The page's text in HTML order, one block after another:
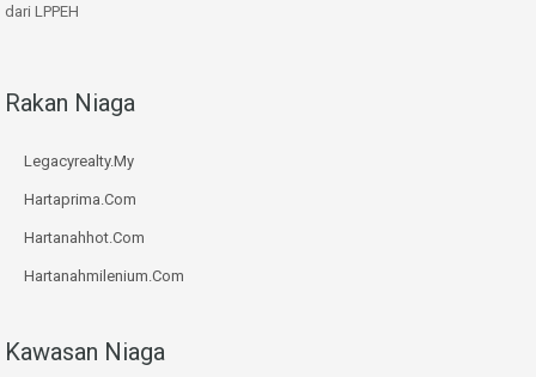
dari LPPEH
Rakan Niaga
Legacyrealty.My
Hartaprima.Com
Hartanahhot.Com
Hartanahmilenium.Com
Kawasan Niaga